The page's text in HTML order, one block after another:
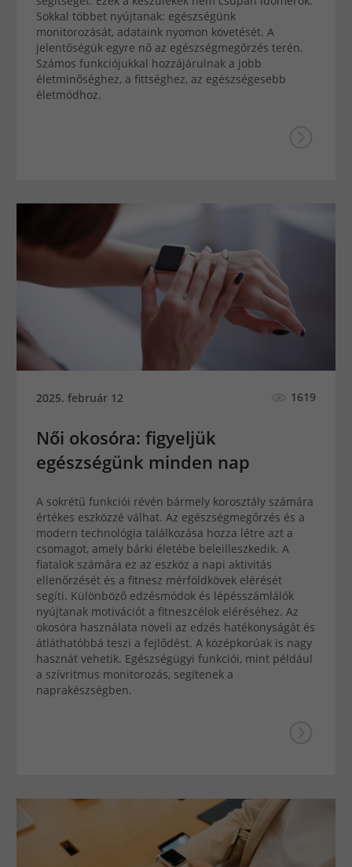
Sokkal többet nyújtanak: egészségünk
monitorozását, adataink nyomon követését. A
jelentőségük egyre nő az egészségmegőrzés terén.
Számos funkciójukkal hozzájárulnak a jobb
életminőséghez, a fittséghez, az egészségesebb
életmódhoz.
2025. február 12 1619
Női okosóra: figyeljük
egészségünk minden nap
A sokrétű funkciói révén bármely korosztály számára
értékes eszközzé válhat. Az egészségmegőrzés és a
modern technológia találkozása hozza létre azt a
csomagot, amely bárki életébe beleilleszkedik. A
fiatalok számára ez az eszköz a napi aktivitás
ellenőrzését és a fitnesz mérföldkövek elérését
segíti. Különböző edzésmódok és lépésszámlálók
nyújtanak motivációt a fitneszcélok eléréséhez. Az
okosóra használata növeli az edzés hatékonyságát és
átláthatóbbá teszi a fejlődést. A középkorúak is nagy
hasznát vehetik. Egészségügyi funkciói, mint például
a szívritmus monitorozás, segítenek a
naprakészségben.